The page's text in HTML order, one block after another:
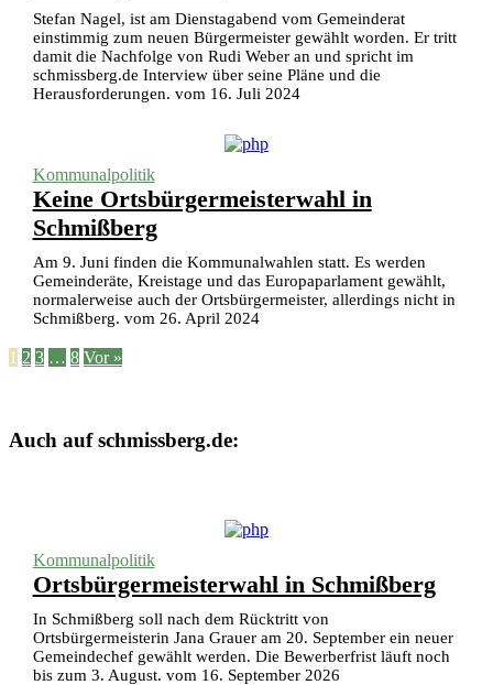
Stefan Nagel, ist am Dienstagabend vom Gemeinderat
einstimmig zum neuen Bürgermeister gewählt worden. Er tritt
damit die Nachfolge von Rudi Weber an und spricht im
schmissberg.de Interview über seine Pläne und die
Herausforderungen. vom 16. Juli 2024
Kommunalpolitik
Keine Ortsbürgermeisterwahl in
Schmißberg
Am 9. Juni finden die Kommunalwahlen statt. Es werden
Gemeinderäte, Kreistage und das Europaparlament gewählt,
normalerweise auch der Ortsbürgermeister, allerdings nicht in
Schmißberg. vom 26. April 2024
1 2 3 … 8 Vor »
Auch auf schmissberg.de:
Kommunalpolitik
Ortsbürgermeisterwahl in Schmißberg
In Schmißberg soll nach dem Rücktritt von
Ortsbürgermeisterin Jana Grauer am 20. September ein neuer
Gemeindechef gewählt werden. Die Bewerberfrist läuft noch
bis zum 3. August. vom 16. September 2026